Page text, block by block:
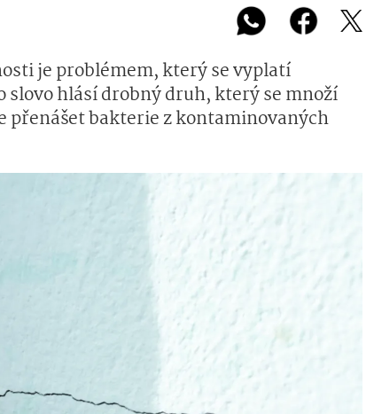
je problémem, který se vyplatí
slovo hlásí drobný druh, který se množí
přenášet bakterie z kontaminovaných